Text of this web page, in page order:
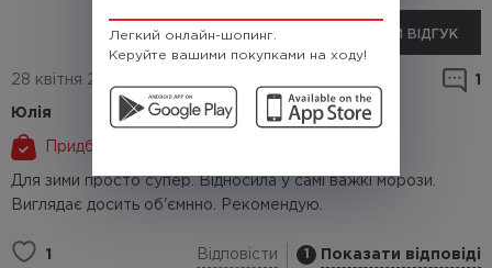
Легкий онлайн-шопинг.
Керуйте вашими покупками на ходу!
ДОДАТИ ВІДГУК
28 квітня 2026 р. 1
Юлія
Придбано
Для зими просто супер. Відносила у самі важкі морози.
Виглядає досить об'ємнно. Рекомендую.
1 Відповісти 1 Показати відповіді